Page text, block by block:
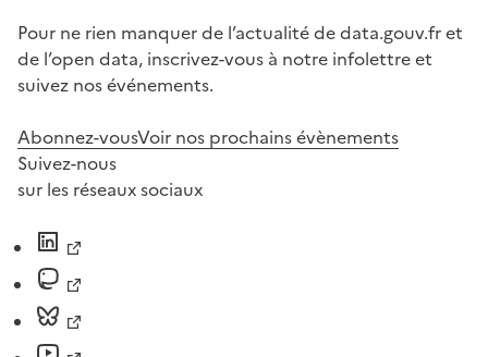
Pour ne rien manquer de l’actualité de data.gouv.fr et
de l’open data, inscrivez-vous à notre infolettre et
suivez nos événements.
Abonnez-vousVoir nos prochains évènements
Suivez-nous
sur les réseaux sociaux